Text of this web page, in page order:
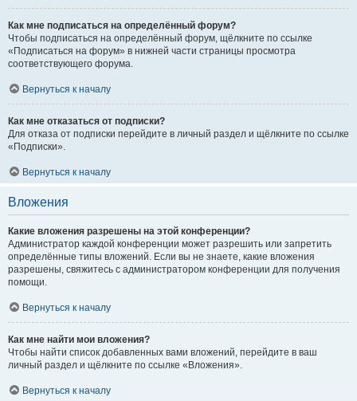
Как мне подписаться на определённый форум?
Чтобы подписаться на определённый форум, щёлкните по ссылке
«Подписаться на форум» в нижней части страницы просмотра
соответствующего форума.
Вернуться к началу
Как мне отказаться от подписки?
Для отказа от подписки перейдите в личный раздел и щёлкните по ссылке
«Подписки».
Вернуться к началу
Вложения
Какие вложения разрешены на этой конференции?
Администратор каждой конференции может разрешить или запретить
определённые типы вложений. Если вы не знаете, какие вложения
разрешены, свяжитесь с администратором конференции для получения
помощи.
Вернуться к началу
Как мне найти мои вложения?
Чтобы найти список добавленных вами вложений, перейдите в ваш
личный раздел и щёлкните по ссылке «Вложения».
Вернуться к началу